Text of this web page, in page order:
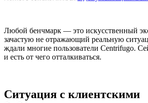
Любой бенчмарк — это искусственный
зачастую не отражающий реальную
ждали многие пользователи Centrifugo.
и есть от чего отталкиваться.
Ситуация с клиентскими